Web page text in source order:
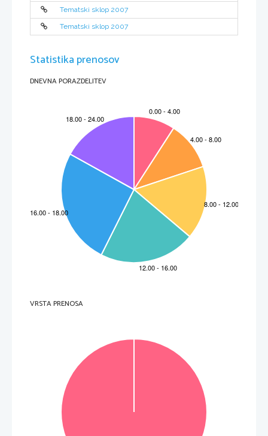
Tematski sklop 2007
Tematski sklop 2007
Statistika prenosov
DNEVNA PORAZDELITEV
VRSTA PRENOSA